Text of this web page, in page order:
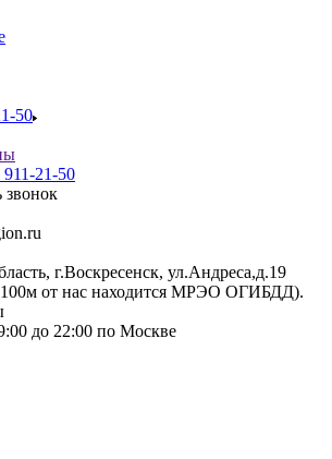
50
21-50
звонок
г.Воскресенск, ул.Андреса,д.19
100м от нас находится МРЭО ОГИБДД).
до 22:00 по Москве